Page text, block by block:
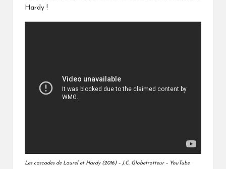
Hardy !
Les cascades de Laurel et Hardy (2016) – J.C. Globetrotteur – YouTube